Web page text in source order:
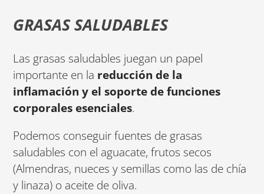
GRASAS SALUDABLES
Las grasas saludables juegan un papel
importante en la reducción de la
inflamación y el soporte de funciones
corporales esenciales.
Podemos conseguir fuentes de grasas
saludables con el aguacate, frutos secos
(Almendras, nueces y semillas como las de chía
y linaza) o aceite de oliva.